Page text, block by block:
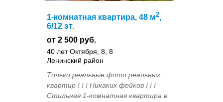
1-комнатная квартира, 48 м2,
6/12 эт.
от 2 500 руб.
40 лет Октября, 8, 8
Ленинский район
Только реальные фото реальных
квартир ! ! ! Никаких фейков ! ! !
Стильная 1-комнатная квартира в